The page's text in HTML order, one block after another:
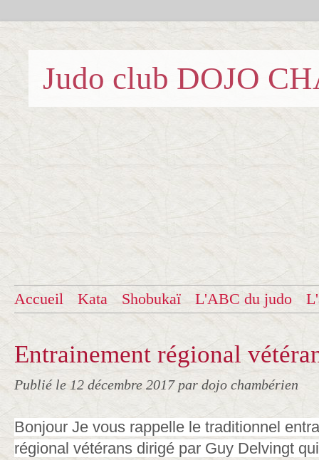
Judo club DOJO
Accueil Kata Shobukaï L'ABC du judo
Entrainement régional
Publié le 12 décembre 2017 par dojo chambérien
Bonjour Je vous rappelle le traditionnel
régional vétérans dirigé par Guy Delvingt